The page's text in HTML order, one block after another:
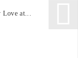
at...